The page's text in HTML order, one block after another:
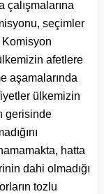
çalışmalarına
seçimler
Komisyon
afetlere
aşamalarında
ülkemizin
gerisinde
hatta
dahi olmadığı
tozlu